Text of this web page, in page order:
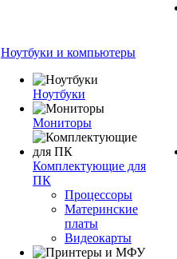
Ноутбуки и компьютеры
Ноутбуки
Мониторы
Комплектующие для
ПК
Процессоры
Материнские
платы
Видеокарты